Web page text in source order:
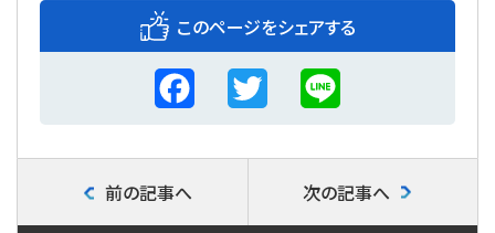
このページをシェアする
F
a
c
e
T
w
i
L
i
n
e
前の記事へ 次の記事へ